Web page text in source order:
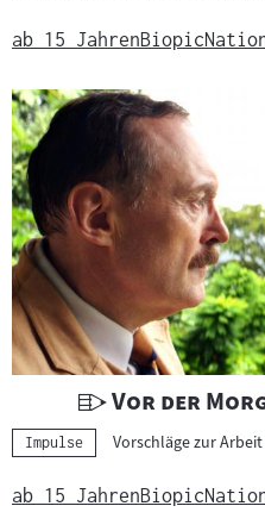
r
i
t
s
m
t
e
r
i
a
l
:
ab 15 JahrenBiopic
U
n
e
"
Vor der
Kategorie:
Impulse Vorschläge zur
ab 15 JahrenBiopic